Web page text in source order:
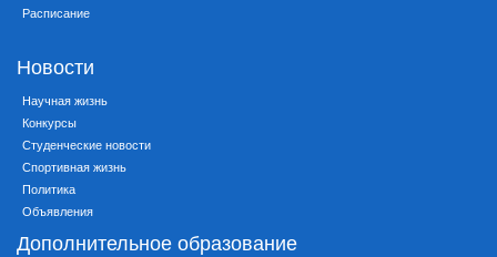
Расписание
Новости
Научная жизнь
Конкурсы
Студенческие новости
Спортивная жизнь
Политика
Объявления
Дополнительное образование